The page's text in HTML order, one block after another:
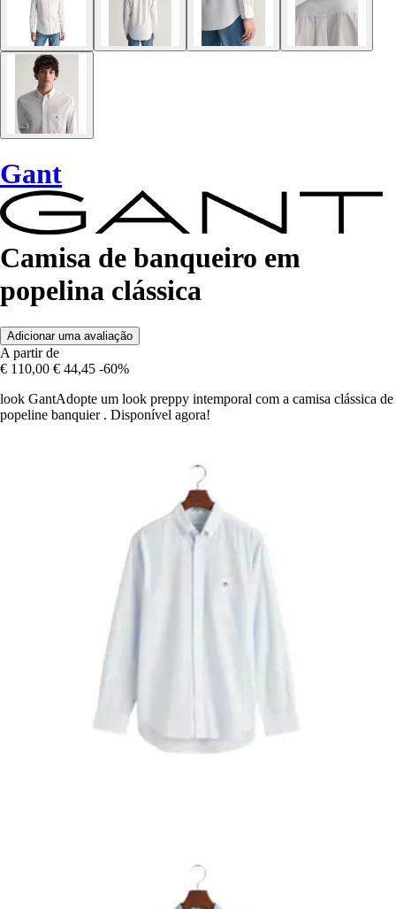
Gant
Camisa de banqueiro em
popelina clássica
Adicionar uma avaliação
A partir de
€ 110,00 € 44,45 -60%
look GantAdopte um look preppy intemporal com a camisa clássica de
popeline banquier . Disponível agora!